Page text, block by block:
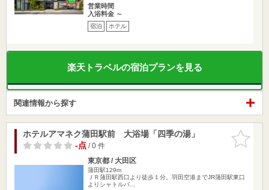
営業時間
入浴料金 ～
宿泊 ホテル
楽天トラベルの宿泊プランを見る
関連情報から探す
お気に入
りに追加
ホテルアマネク蒲田駅前 大浴場「四季の湯」
-点/ 0 件
東京都 / 大田区
蒲田駅129m
ＪＲ蒲田駅西口より徒歩１分。羽田空港までJR蒲田駅東口
よりシャトルバ…